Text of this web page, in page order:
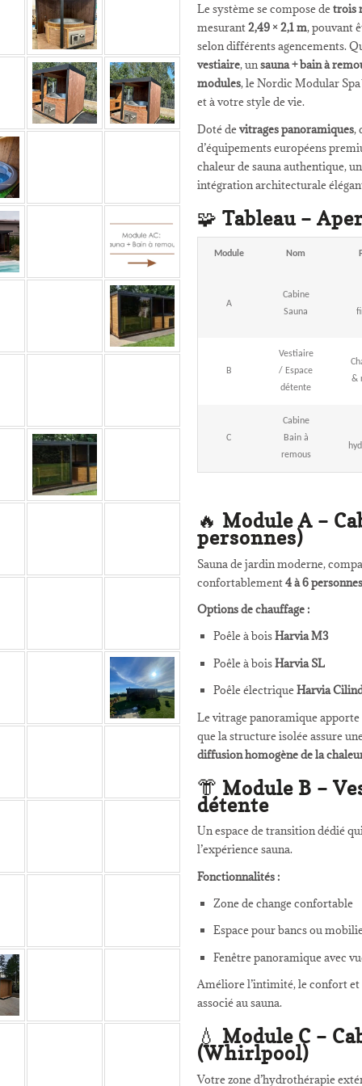
Le système se compose detrois
mesurant2,49 × 2,1 m, pouvant
selon différents agencements.
vestiaire, unsauna + bain à
modules, le Nordic Modular
et à votre style de vie.
Doté devitrages panoramiques,
d’équipements européens
chaleur de sauna authentique,
intégration architecturale
🧩 Tableau –
Module Nom
A
Cabine
Sauna
B
Vestiaire
/ Espace
détente
&
C
Cabine
Bain à
remous
🔥 Module A –
personnes)
Sauna de jardin moderne,
confortablement4 à 6 personnes
Options de chauffage :
Poêle à boisHarvia M3
Poêle à boisHarvia SL
Poêle électriqueHarvia
Le vitrage panoramique
que la structure isolée assure
diffusion homogène de la
👘 Module B –
détente
Un espace de transition dédié
l’expérience sauna.
Fonctionnalités :
Zone de change confortable
Espace pour bancs ou
Fenêtre panoramique avec
Améliore l’intimité, le confort
associé au sauna.
💧 Module C –
(Whirlpool)
Votre zone d’hydrothérapie